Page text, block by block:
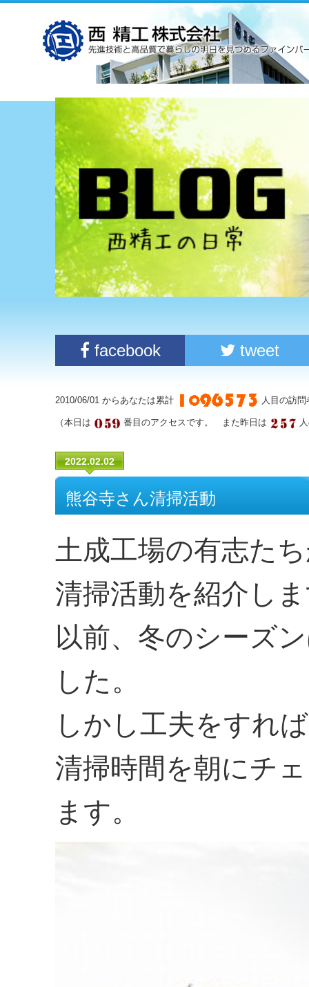
facebook tweet
2010/06/01 からあなたは累計 人目の訪
（本日は 番目のアクセスです。 また昨日は
2022.02.02
熊谷寺さん清掃活動
土成工場の有志た
清掃活動を紹介し
以前、冬のシーズ
した。
しかし工夫をすれ
清掃時間を朝にチ
ます。